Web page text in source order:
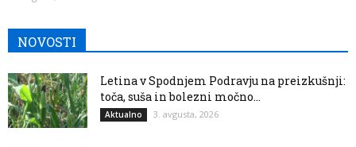
NOVOSTI
Letina v Spodnjem Podravju na preizkušnji:
toča, suša in bolezni močno...
Aktualno 3. avgusta, 2026